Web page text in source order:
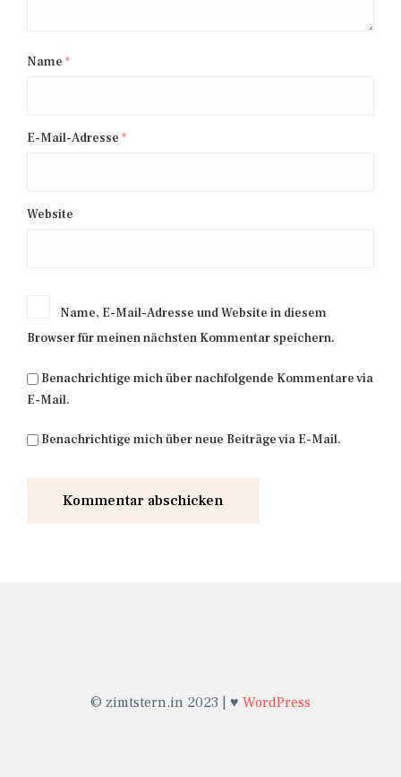
Name *
E-Mail-Adresse *
Website
Name, E-Mail-Adresse und Website in diesem
Browser für meinen nächsten Kommentar speichern.
Benachrichtige mich über nachfolgende Kommentare via
E-Mail.
Benachrichtige mich über neue Beiträge via E-Mail.
© zimtstern.in 2023 | ♥ WordPress